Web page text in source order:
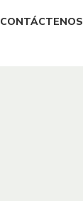
CONTÁCTENOS